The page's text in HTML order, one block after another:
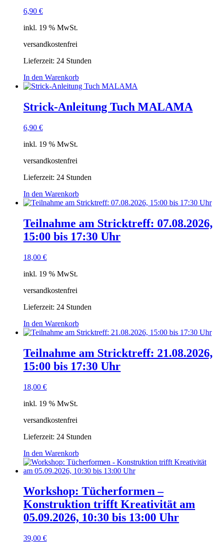
6,90 €
inkl. 19 % MwSt.
versandkostenfrei
Lieferzeit: 24 Stunden
In den Warenkorb
Strick-Anleitung Tuch MALAMA
6,90 €
inkl. 19 % MwSt.
versandkostenfrei
Lieferzeit: 24 Stunden
In den Warenkorb
Teilnahme am Stricktreff: 07.08.2026,
15:00 bis 17:30 Uhr
18,00 €
inkl. 19 % MwSt.
versandkostenfrei
Lieferzeit: 24 Stunden
In den Warenkorb
Teilnahme am Stricktreff: 21.08.2026,
15:00 bis 17:30 Uhr
18,00 €
inkl. 19 % MwSt.
versandkostenfrei
Lieferzeit: 24 Stunden
In den Warenkorb
Workshop: Tücherformen –
Konstruktion trifft Kreativität am
05.09.2026, 10:30 bis 13:00 Uhr
39,00 €